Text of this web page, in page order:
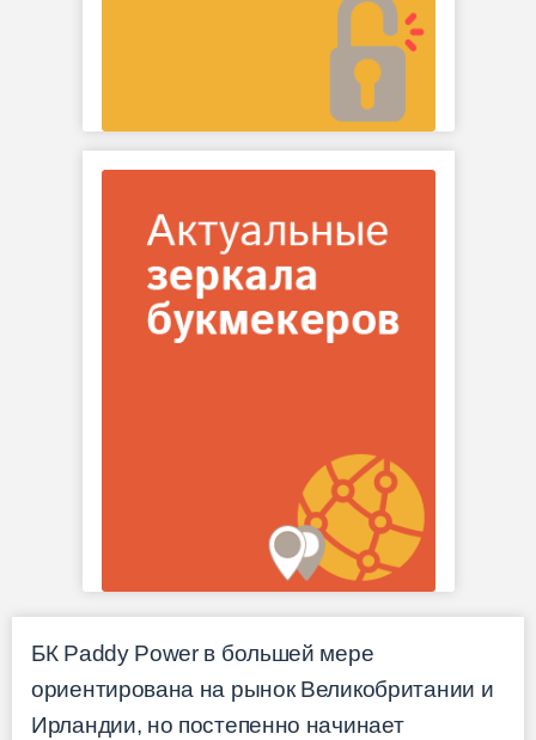
БК Paddy Power в большей мере
ориентирована на рынок Великобритании и
Ирландии, но постепенно начинает